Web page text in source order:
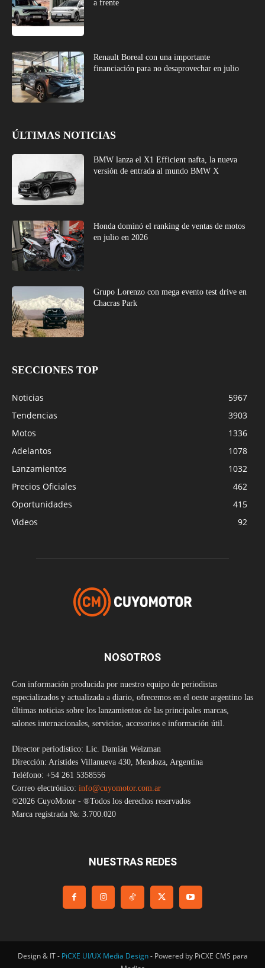
a frente
Renault Boreal con una importante
financiación para no desaprovechar en julio
ÚLTIMAS NOTICIAS
BMW lanza el X1 Efficient nafta, la nueva
versión de entrada al mundo BMW X
Honda dominó el ranking de ventas de motos
en julio en 2026
Grupo Lorenzo con mega evento test drive en
Chacras Park
SECCIONES TOP
Noticias
5967
Tendencias
3903
Motos
1336
Adelantos
1078
Lanzamientos
1032
Precios Oficiales
462
Oportunidades
415
Videos
92
NOSOTROS
Con información producida por nuestro equipo de periodistas
especializados y actualizada a diario, ofrecemos en el oeste argentino las
últimas noticias sobre los lanzamientos de las principales marcas,
salones internacionales, servicios, accesorios e información útil.
Director periodístico: Lic. Damián Weizman
Dirección: Arístides Villanueva 430, Mendoza, Argentina
Teléfono: +54 261 5358556
Correo electrónico: info@cuyomotor.com.ar
©2026 CuyoMotor - ®Todos los derechos reservados
Marca registrada №: 3.700.020
NUESTRAS REDES
Design & IT - PiCXE UI/UX Media Design- Powered by PiCXE CMS para